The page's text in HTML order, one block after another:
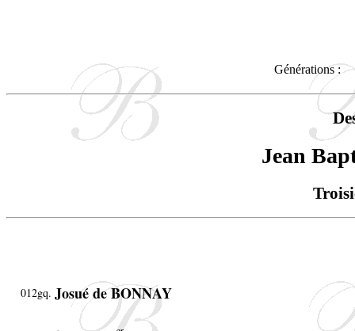
Générations :
Jean
012gq. Josué de BONNAY